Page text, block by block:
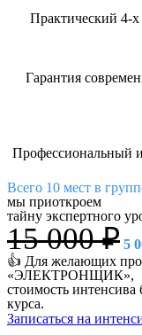
Практический 4-
Гарантия
Профессиональный
Всего 10 мест в
мы приоткроем
тайну экспертного
15 000 ₽ 5
👍 Для желающих
«ЭЛЕКТРОНЩИК»,
стоимость интенсива
курса.
Записаться на